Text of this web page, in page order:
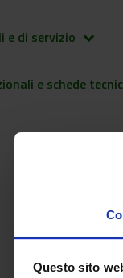
Questo sito
di servizio keyboard_arrow_down
e schede